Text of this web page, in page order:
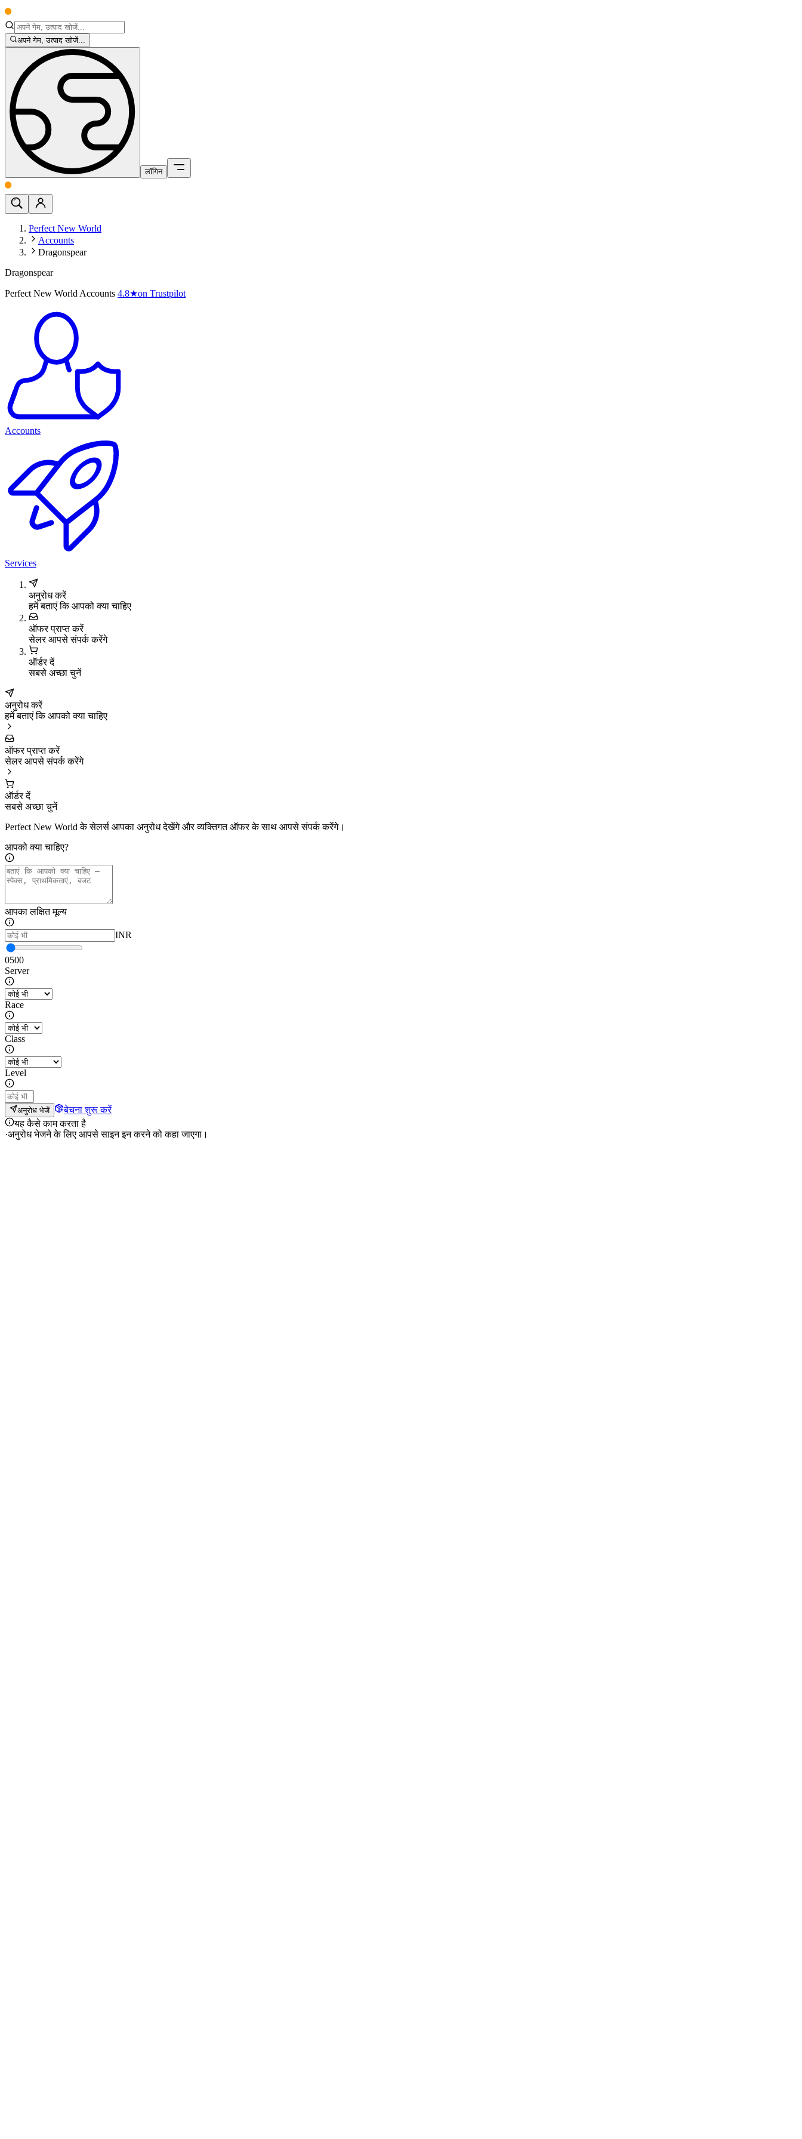
अपने गेम, उत्पाद खोजें...
लॉगिन
Perfect New World
Accounts
Dragonspear
Dragonspear
Perfect New World Accounts 4.8★on Trustpilot
Accounts
Services
अनुरोध करें
हमें बताएं कि आपको क्या चाहिए
ऑफर प्राप्त करें
सेलर आपसे संपर्क करेंगे
ऑर्डर दें
सबसे अच्छा चुनें
अनुरोध करें
हमें बताएं कि आपको क्या चाहिए
ऑफर प्राप्त करें
सेलर आपसे संपर्क करेंगे
ऑर्डर दें
सबसे अच्छा चुनें
Perfect New World के सेलर्स आपका अनुरोध देखेंगे और व्यक्तिगत ऑफर के साथ आपसे संपर्क करेंगे।
आपको क्या चाहिए?
आपका लक्षित मूल्य
INR
0500
Server
Race
Class
Level
अनुरोध भेजें
बेचना शुरू करें
यह कैसे काम करता है
·अनुरोध भेजने के लिए आपसे साइन इन करने को कहा जाएगा।